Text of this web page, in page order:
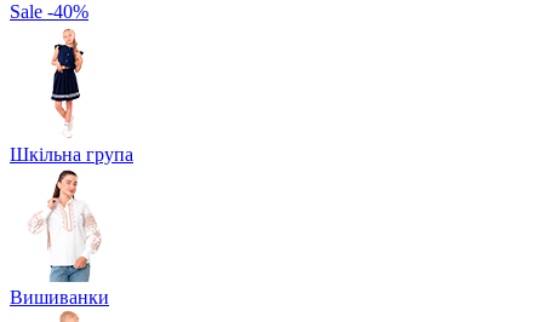
Sale -40%
Шкільна група
Вишиванки